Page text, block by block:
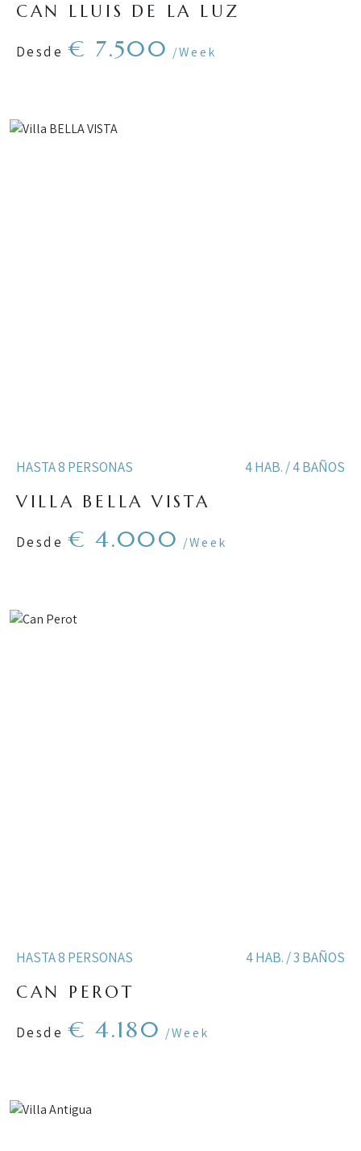
CAN LLUIS DE LA LUZ
Desde € 7.500 /Week
HASTA 8 PERSONAS 4 HAB. / 4 BAÑOS
VILLA BELLA VISTA
Desde € 4.000 /Week
HASTA 8 PERSONAS 4 HAB. / 3 BAÑOS
CAN PEROT
Desde € 4.180 /Week